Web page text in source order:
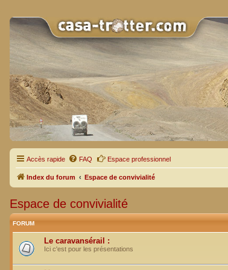
Accès rapide FAQ Espace professionnel
Index du forum Espace de convivialité
Espace de convivialité
FORUM
Le caravansérail :
Ici c'est pour les présentations